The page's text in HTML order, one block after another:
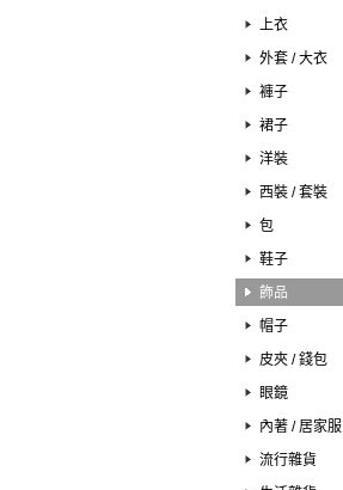
上衣
外套 / 大衣
褲子
裙子
洋裝
西裝 / 套裝
包
鞋子
飾品
帽子
皮夾 / 錢包
眼鏡
內著 / 居家服
流行雜貨